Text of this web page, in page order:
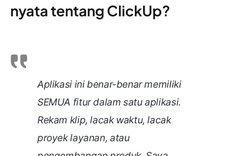
nyata tentang ClickUp?
Aplikasi ini benar-benar memiliki
SEMUA fitur dalam satu aplikasi.
Rekam klip, lacak waktu, lacak
proyek layanan, atau